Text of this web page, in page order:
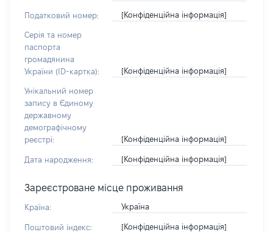
Податковий номер: [Конфіденційна інформація]
Серія та номер
паспорта
громадянина
України (ID-картка):
[Конфіденційна інформація]
Унікальний номер
запису в Єдиному
державному
демографічному
реєстрі:
[Конфіденційна інформація]
Дата народження: [Конфіденційна інформація]
Зареєстроване місце проживання
Країна: Україна
Поштовий індекс: [Конфіденційна інформація]